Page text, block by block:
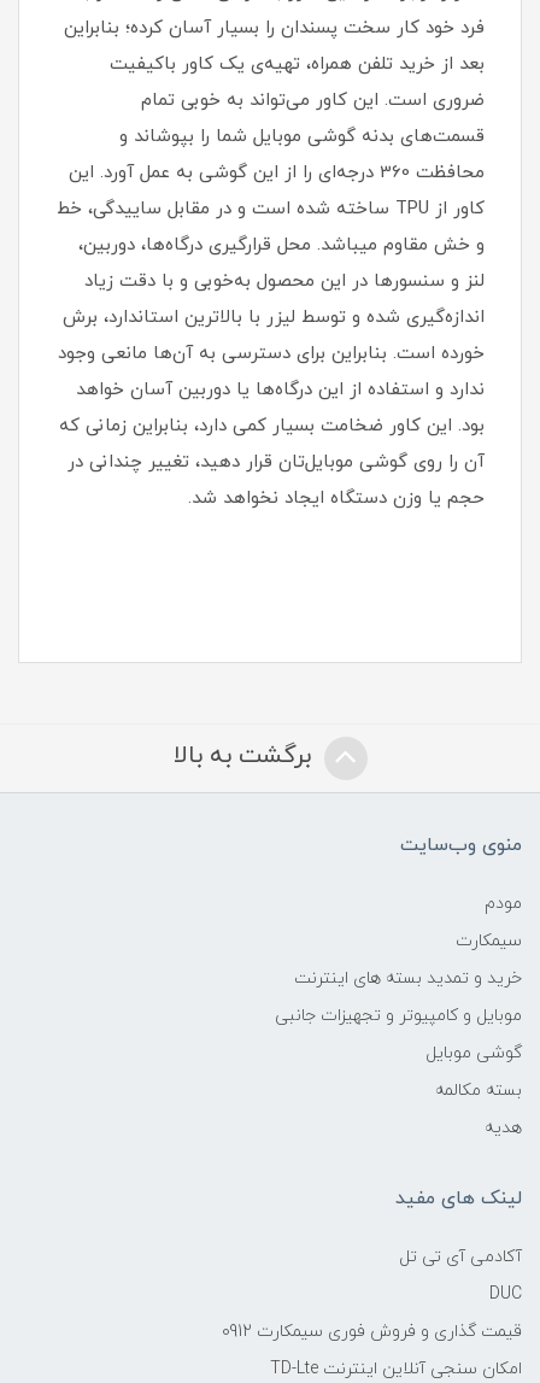
فرد خود کار سخت پسندان را بسیار آسان کرده؛ بنابراین
بعد از خرید تلفن همراه، تهیه‌ی یک کاور با‌کیفیت
ضروری است‏.‏ این کاور می‌تواند به خوبی تمام
قسمت‌های بدنه گوشی موبایل شما را بپوشاند و
محافظت 360 درجه‌ای را از این گوشی به عمل آورد‏.‏ این
کاور از TPU ساخته شده است و در مقابل ساییدگی، خط
و خش مقاوم میباشد.‏ محل قرارگیری درگاه‌ها، دوربین،
لنز و سنسورها در این محصول به‌خوبی و با دقت زیاد
اندازه‌گیری شده و توسط لیزر با بالاترین استاندارد، برش
خورده است‏.‏ بنابراین برای دسترسی به آن‌ها مانعی وجود
ندارد و استفاده از این درگاه‌ها یا دوربین آسان خواهد
بود‏.‏ این کاور ضخامت بسیار کمی دارد، بنابراین زمانی که
آن را روی گوشی موبایل‌تان قرار دهید، تغییر چندانی در
حجم یا وزن دستگاه ایجاد نخواهد شد‏.
برگشت به بالا
منوی وب‌سایت
مودم
سیمکارت
خرید و تمدید بسته های اینترنت
موبایل و کامپیوتر و تجهیزات جانبی
گوشی موبایل
بسته مکالمه
هدیه
لینک های مفید
آکادمی آی تی تل
DUC
قیمت گذاری و فروش فوری سیمکارت 0912
امکان سنجی آنلاین اینترنت TD-Lte